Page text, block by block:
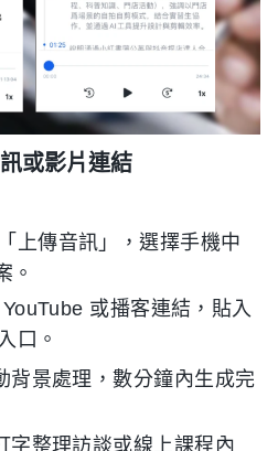
或影片連結
上傳音訊」，選擇手機中
。
YouTube 或播客連結，貼入
口。
背景處理，數分鐘內生成完
字整理訪談或線上課程內